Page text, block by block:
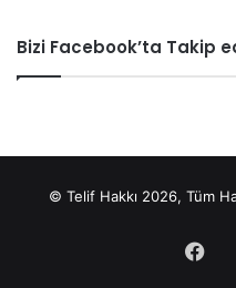
Bizi Facebook’ta Takip
© Telif Hakkı 2026, Tüm